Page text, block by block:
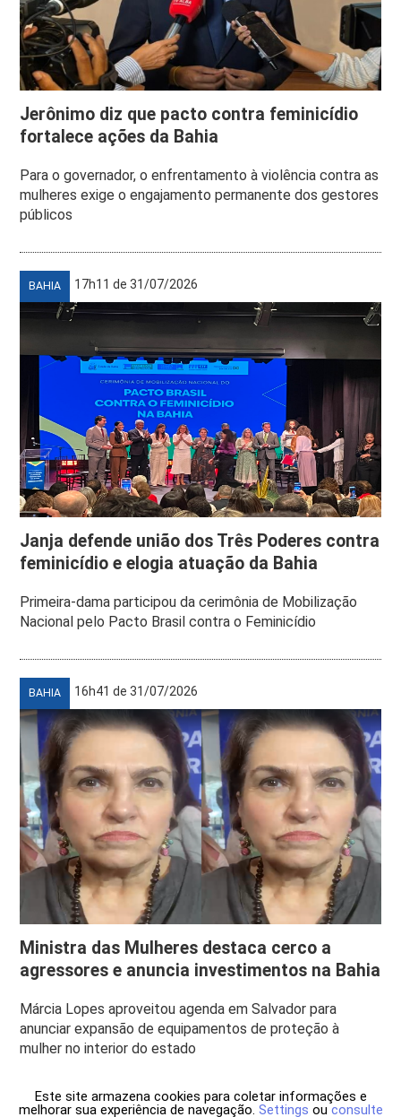
Jerônimo diz que pacto contra feminicídio
fortalece ações da Bahia
Para o governador, o enfrentamento à violência contra as
mulheres exige o engajamento permanente dos gestores
públicos
BAHIA 17h11 de 31/07/2026
Janja defende união dos Três Poderes contra
feminicídio e elogia atuação da Bahia
Primeira-dama participou da cerimônia de Mobilização
Nacional pelo Pacto Brasil contra o Feminicídio
BAHIA 16h41 de 31/07/2026
Ministra das Mulheres destaca cerco a
agressores e anuncia investimentos na Bahia
Márcia Lopes aproveitou agenda em Salvador para
anunciar expansão de equipamentos de proteção à
mulher no interior do estado
Este site armazena cookies para coletar informações e
melhorar sua experiência de navegação. Settings ou consulte